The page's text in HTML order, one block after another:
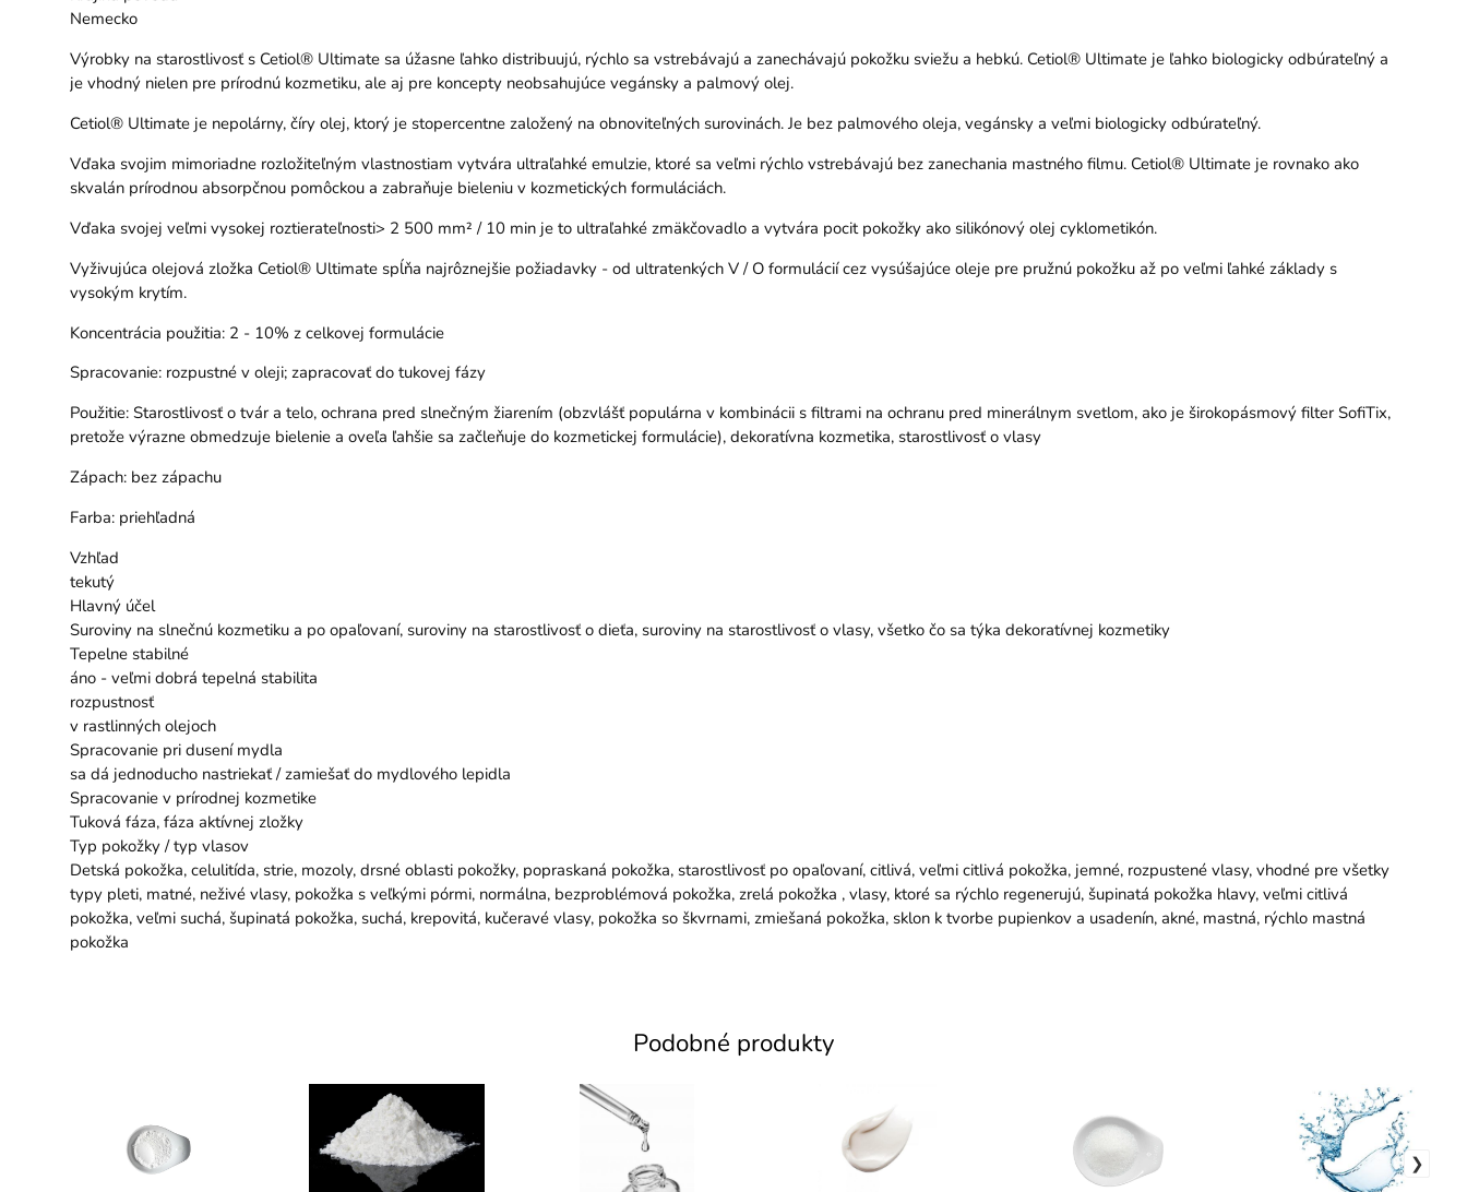
Nemecko
Výrobky na starostlivosť s Cetiol® Ultimate sa úžasne ľahko distribuujú, rýchlo sa vstrebávajú a zanechávajú pokožku sviežu a hebkú. Cetiol® Ultimate je ľahko biologicky odbúrateľný a
je vhodný nielen pre prírodnú kozmetiku, ale aj pre koncepty neobsahujúce vegánsky a palmový olej.
Cetiol® Ultimate je nepolárny, číry olej, ktorý je stopercentne založený na obnoviteľných surovinách. Je bez palmového oleja, vegánsky a veľmi biologicky odbúrateľný.
Vďaka svojim mimoriadne rozložiteľným vlastnostiam vytvára ultraľahké emulzie, ktoré sa veľmi rýchlo vstrebávajú bez zanechania mastného filmu. Cetiol® Ultimate je rovnako ako
skvalán prírodnou absorpčnou pomôckou a zabraňuje bieleniu v kozmetických formuláciách.
Vďaka svojej veľmi vysokej roztierateľnosti> 2 500 mm² / 10 min je to ultraľahké zmäkčovadlo a vytvára pocit pokožky ako silikónový olej cyklometikón.
Vyživujúca olejová zložka Cetiol® Ultimate spĺňa najrôznejšie požiadavky - od ultratenkých V / O formulácií cez vysúšajúce oleje pre pružnú pokožku až po veľmi ľahké základy s
vysokým krytím.
Koncentrácia použitia: 2 - 10% z celkovej formulácie
Spracovanie: rozpustné v oleji; zapracovať do tukovej fázy
Použitie: Starostlivosť o tvár a telo, ochrana pred slnečným žiarením (obzvlášť populárna v kombinácii s filtrami na ochranu pred minerálnym svetlom, ako je širokopásmový filter SofiTix,
pretože výrazne obmedzuje bielenie a oveľa ľahšie sa začleňuje do kozmetickej formulácie), dekoratívna kozmetika, starostlivosť o vlasy
Zápach: bez zápachu
Farba: priehľadná
Vzhľad
tekutý
Hlavný účel
Suroviny na slnečnú kozmetiku a po opaľovaní, suroviny na starostlivosť o dieťa, suroviny na starostlivosť o vlasy, všetko čo sa týka dekoratívnej kozmetiky
Tepelne stabilné
áno - veľmi dobrá tepelná stabilita
rozpustnosť
v rastlinných olejoch
Spracovanie pri dusení mydla
sa dá jednoducho nastriekať / zamiešať do mydlového lepidla
Spracovanie v prírodnej kozmetike
Tuková fáza, fáza aktívnej zložky
Typ pokožky / typ vlasov
Detská pokožka, celulitída, strie, mozoly, drsné oblasti pokožky, popraskaná pokožka, starostlivosť po opaľovaní, citlivá, veľmi citlivá pokožka, jemné, rozpustené vlasy, vhodné pre všetky
typy pleti, matné, neživé vlasy, pokožka s veľkými pórmi, normálna, bezproblémová pokožka, zrelá pokožka , vlasy, ktoré sa rýchlo regenerujú, šupinatá pokožka hlavy, veľmi citlivá
pokožka, veľmi suchá, šupinatá pokožka, suchá, krepovitá, kučeravé vlasy, pokožka so škvrnami, zmiešaná pokožka, sklon k tvorbe pupienkov a usadenín, akné, mastná, rýchlo mastná
pokožka
Podobné produkty